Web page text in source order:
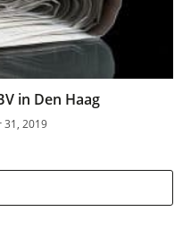
in Den Haag
31, 2019
op